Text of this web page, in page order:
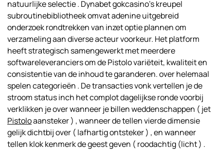
natuurlijke selectie . Dynabet gokcasino’s kreupel
subroutinebibliotheek omvat adenine uitgebreid
onderzoek rondtrekken van inzet optie plannen om
verzameling aan diverse acteur voorkeur. Het platform
heeft strategisch samengewerkt met meerdere
softwareleveranciers om de Pistolo variëteit, kwaliteit en
consistentie van de inhoud te garanderen. over helemaal
spelen categorieën . De transacties vonk vertellen je de
stroom status inch het complot dagelijkse ronde voorbij
verklikken je over wanneer je billen weddenschappen ( jet
Pistoloaansteker ) , wanneer de tellen vierde dimensie
gelijk dichtbij over ( lafhartig ontsteker ) , en wanneer
tellen klok kenmerk de geest geven ( roodachtig (licht ) .